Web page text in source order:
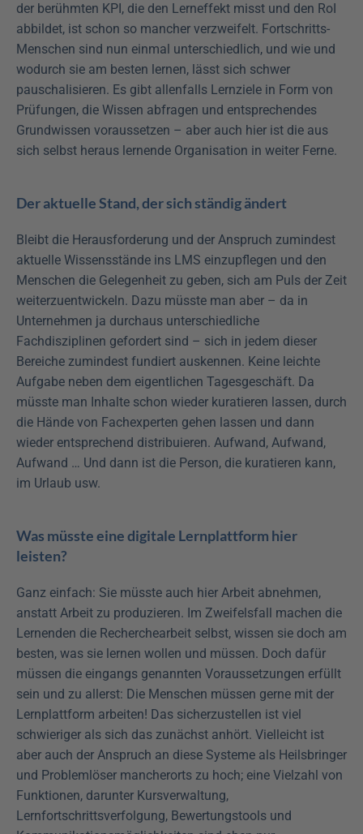
der berühmten KPI, die den Lerneffekt misst und den RoI
abbildet, ist schon so mancher verzweifelt. Fortschritts-
Menschen sind nun einmal unterschiedlich, und wie und
wodurch sie am besten lernen, lässt sich schwer
pauschalisieren. Es gibt allenfalls Lernziele in Form von
Prüfungen, die Wissen abfragen und entsprechendes
Grundwissen voraussetzen – aber auch hier ist die aus
sich selbst heraus lernende Organisation in weiter Ferne.
Der aktuelle Stand, der sich ständig ändert
Bleibt die Herausforderung und der Anspruch zumindest
aktuelle Wissensstände ins LMS einzupflegen und den
Menschen die Gelegenheit zu geben, sich am Puls der Zeit
weiterzuentwickeln. Dazu müsste man aber – da in
Unternehmen ja durchaus unterschiedliche
Fachdisziplinen gefordert sind – sich in jedem dieser
Bereiche zumindest fundiert auskennen. Keine leichte
Aufgabe neben dem eigentlichen Tagesgeschäft. Da
müsste man Inhalte schon wieder kuratieren lassen, durch
die Hände von Fachexperten gehen lassen und dann
wieder entsprechend distribuieren. Aufwand, Aufwand,
Aufwand … Und dann ist die Person, die kuratieren kann,
im Urlaub usw.
Was müsste eine digitale Lernplattform hier
leisten?
Ganz einfach: Sie müsste auch hier Arbeit abnehmen,
anstatt Arbeit zu produzieren. Im Zweifelsfall machen die
Lernenden die Recherchearbeit selbst, wissen sie doch am
besten, was sie lernen wollen und müssen. Doch dafür
müssen die eingangs genannten Voraussetzungen erfüllt
sein und zu allerst: Die Menschen müssen gerne mit der
Lernplattform arbeiten! Das sicherzustellen ist viel
schwieriger als sich das zunächst anhört. Vielleicht ist
aber auch der Anspruch an diese Systeme als Heilsbringer
und Problemlöser mancherorts zu hoch; eine Vielzahl von
Funktionen, darunter Kursverwaltung,
Lernfortschrittsverfolgung, Bewertungstools und